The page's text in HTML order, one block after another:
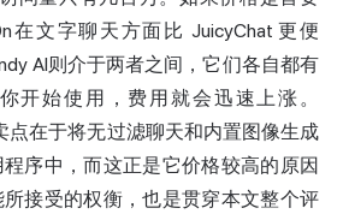
在文字聊天方面比 JuicyChat 更便
AI则介于两者之间，它们各自都有
开始使用，费用就会迅速上涨。
点在于将无过滤聊天和内置图像生成
序中，而这正是它价格较高的原因
接受的权衡，也是贯穿本文整个评